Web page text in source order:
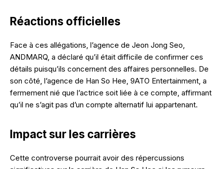
Réactions officielles
Face à ces allégations, l’agence de Jeon Jong Seo,
ANDMARQ, a déclaré qu’il était difficile de confirmer ces
détails puisqu’ils concernent des affaires personnelles. De
son côté, l’agence de Han So Hee, 9ATO Entertainment, a
fermement nié que l’actrice soit liée à ce compte, affirmant
qu’il ne s’agit pas d’un compte alternatif lui appartenant.
Impact sur les carrières
Cette controverse pourrait avoir des répercussions